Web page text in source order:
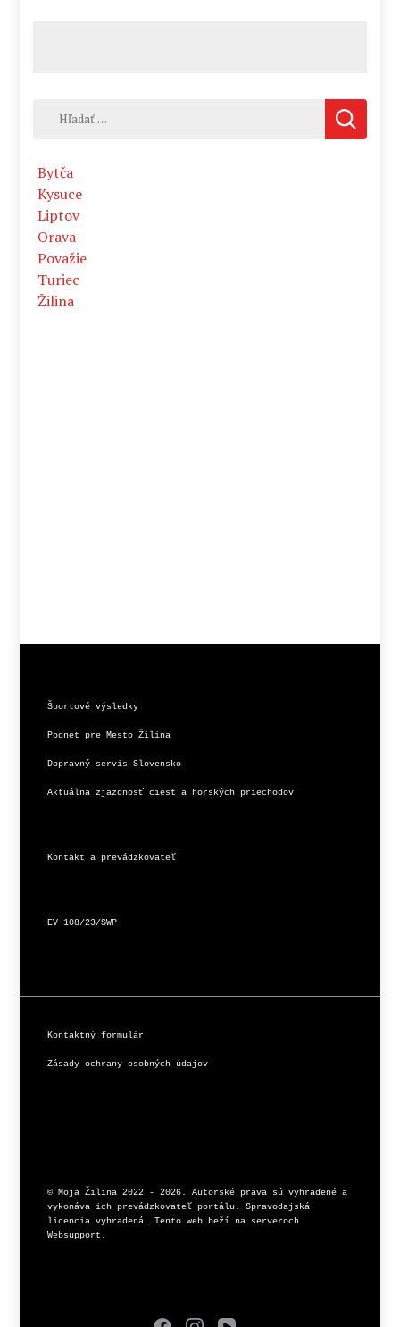
Hľadať:
Bytča
Kysuce
Liptov
Orava
Považie
Turiec
Žilina
Športové výsledky
Podnet pre Mesto Žilina
Dopravný servis Slovensko
Aktuálna zjazdnosť ciest a horských priechodov
Kontakt a prevádzkovateľ
EV 108/23/SWP
Kontaktný formulár
Zásady ochrany osobných údajov
© Moja Žilina 2022 - 2026. Autorské práva sú vyhradené a
vykonáva ich prevádzkovateľ portálu. Spravodajská
licencia vyhradená. Tento web beží na serveroch